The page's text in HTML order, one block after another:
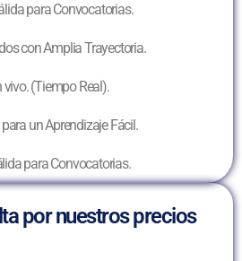
para Convocatorias.
con Amplia Trayectoria.
(Tiempo Real).
un Aprendizaje Fácil.
para Convocatorias.
por nuestros precios